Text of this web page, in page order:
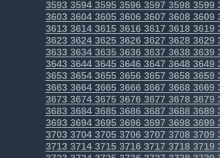
3593359435953596359735983599
3603360436053606360736083609
3613361436153616361736183619
3623362436253626362736283629
3633363436353636363736383639
3643364436453646364736483649
3653365436553656365736583659
3663366436653666366736683669
3673367436753676367736783679
3683368436853686368736883689
3693369436953696369736983699
3703370437053706370737083709
3713371437153716371737183719